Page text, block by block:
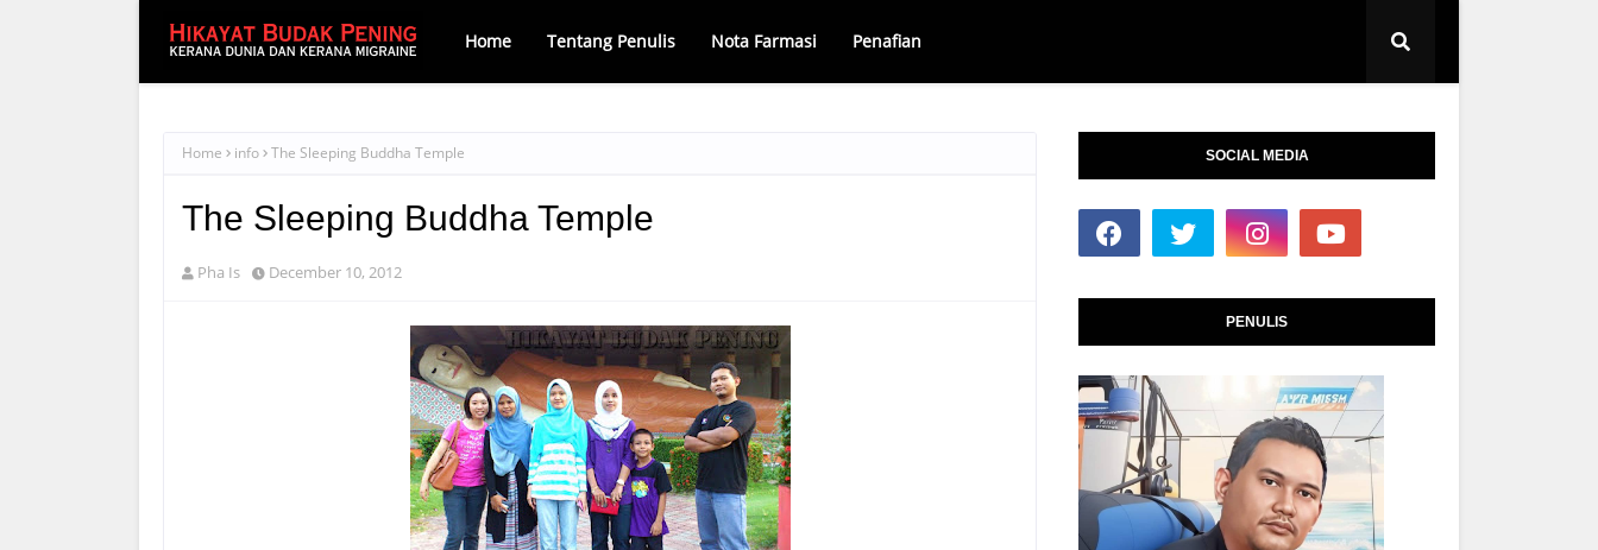
Home Tentang Penulis Nota Farmasi Penafian
Home info The Sleeping Buddha Temple
The Sleeping Buddha Temple
Pha Is December 10, 2012
SOCIAL MEDIA
PENULIS